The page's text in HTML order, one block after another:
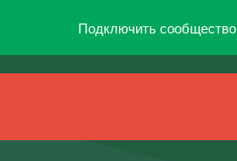
Подключить сообщество